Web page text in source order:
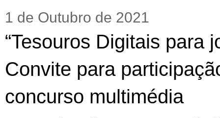
1 de Outubro de 2021
“Tesouros Digitais para
Convite para
concurso multimédia